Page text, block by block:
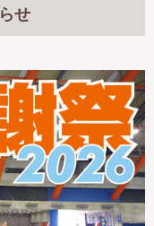
せ